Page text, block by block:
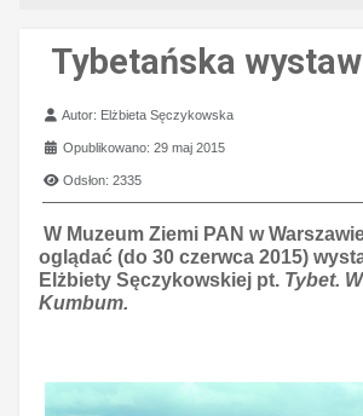
Tybetańska
Szczegóły
Autor: Elżbieta Sęczykowska
Opublikowano: 29 maj 2015
Odsłon: 2335
W Muzeum Ziemi PAN w
oglądać (do 30 czerwca 2015)
Elżbiety Sęczykowskiej pt. Tybet.
Kumbum.